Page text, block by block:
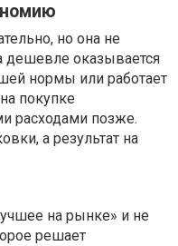
но она не
дешевле оказывается
нормы или работает
покупке
расходами позже.
а результат на
на рынке» и не
решает